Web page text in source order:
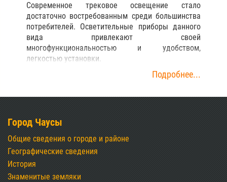
Современное трековое освещение стало
достаточно востребованным среди большинства
потребителей. Осветительные приборы данного
вида привлекают своей
многофункциональностью и удобством,
легкостью установки.
Подробнее...
Город Чаусы
Общие сведения о городе и районе
Географические сведения
История
Знаменитые земляки